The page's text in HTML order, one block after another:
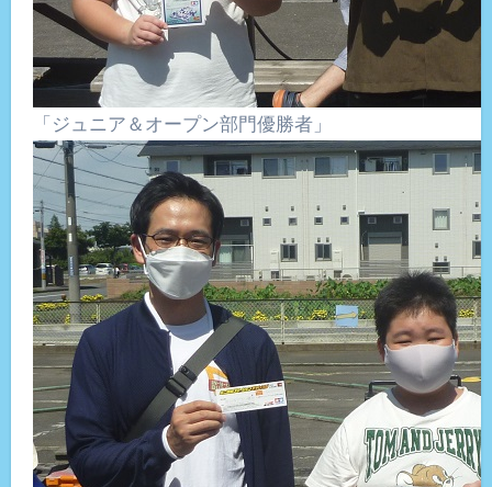
「ジュニア＆オープン部門優勝者」